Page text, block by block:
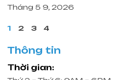
Tháng 5 9, 2026
1 2 3 4
Thông tin
Thời gian: